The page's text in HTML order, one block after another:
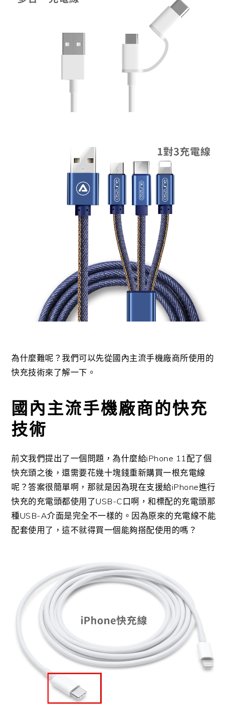
為什麼難呢？我們可以先從國內主流手機廠商所使用的
快充技術來了解一下。
國內主流手機廠商的快充
技術
前文我們提出了一個問題，為什麼給iPhone 11配了個
快充頭之後，還需要花幾十塊錢重新購買一根充電線
呢？答案很簡單啊，那就是因為現在支援給iPhone進行
快充的充電頭都使用了USB-C口啊，和標配的充電頭那
種USB-A介面是完全不一樣的。因為原來的充電線不能
配套使用了，這不就得買一個能夠搭配使用的嗎？